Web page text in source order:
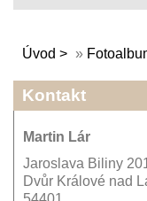
Úvod »
Kontakt
Martin Lár
Jaroslava Biliny
Dvůr Králové nad